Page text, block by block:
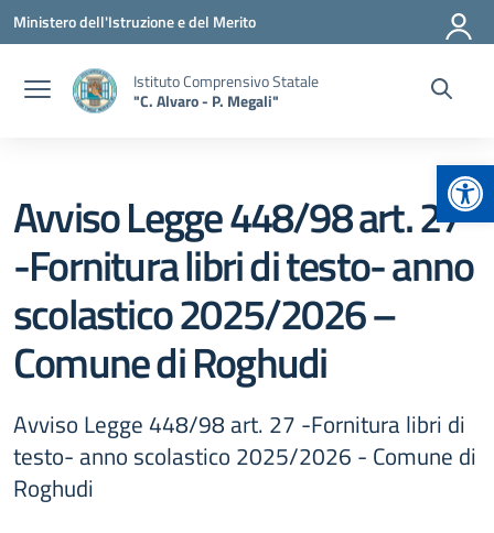
Vai ai contenuti
Vai al menu di navigazione
Vai al footer
Ministero dell'Istruzione e del Merito
Istituto Comprensivo Statale
"C. Alvaro - P. Megali"
Avviso Legge 448/98 art. 27
-Fornitura libri di testo- anno
scolastico 2025/2026 –
Comune di Roghudi
Avviso Legge 448/98 art. 27 -Fornitura libri di
testo- anno scolastico 2025/2026 - Comune di
Roghudi